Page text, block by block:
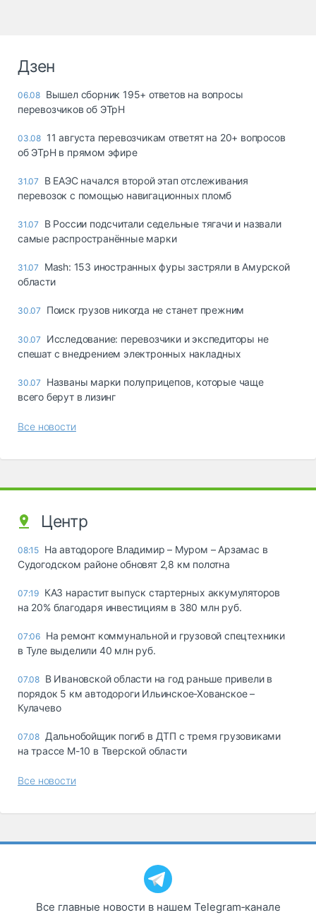
Дзен
06.08 Вышел сборник 195+ ответов на вопросы
перевозчиков об ЭТрН
03.08 11 августа перевозчикам ответят на 20+ вопросов
об ЭТрН в прямом эфире
31.07
В ЕАЭС начался второй этап отслеживания
перевозок с помощью навигационных пломб
31.07
В России подсчитали седельные тягачи и назвали
самые распространённые марки
31.07
Mash: 153 иностранных фуры застряли в Амурской
области
30.07 Поиск грузов никогда не станет прежним
30.07
Исследование: перевозчики и экспедиторы не
спешат с внедрением электронных накладных
30.07
Названы марки полуприцепов, которые чаще
всего берут в лизинг
Все новости
Центр
08:15 На автодороге Владимир – Муром – Арзамас в
Судогодском районе обновят 2,8 км полотна
07:19 КАЗ нарастит выпуск стартерных аккумуляторов
на 20% благодаря инвестициям в 380 млн руб.
07:06 На ремонт коммунальной и грузовой спецтехники
в Туле выделили 40 млн руб.
07.08 В Ивановской области на год раньше привели в
порядок 5 км автодороги Ильинское-Хованское –
Кулачево
07.08 Дальнобойщик погиб в ДТП с тремя грузовиками
на трассе М-10 в Тверской области
Все новости
Все главные новости в нашем Telegram‑канале